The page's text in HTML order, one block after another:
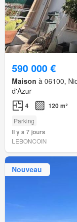
590 000 €
Maison à 06100,
d'Azur
4 120 m²
Parking
Il y a 7 jours
LEBONCOIN
Nouveau